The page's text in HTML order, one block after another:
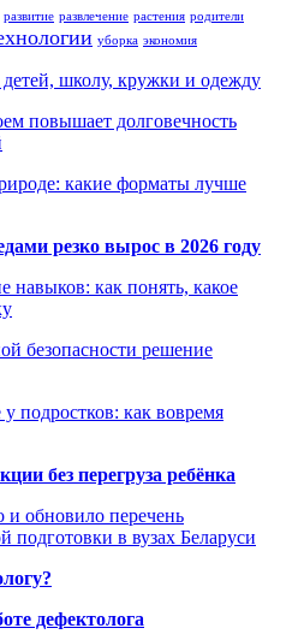
развитие развлечение растения родители
уборка экономия
школу, кружки и одежду
повышает долговечность
какие форматы лучше
резко вырос в 2026 году
навыков: как понять, какое
безопасности решение
подростков: как вовремя
без перегруза ребёнка
и обновило перечень
подготовки в вузах Беларуси
дефектолога